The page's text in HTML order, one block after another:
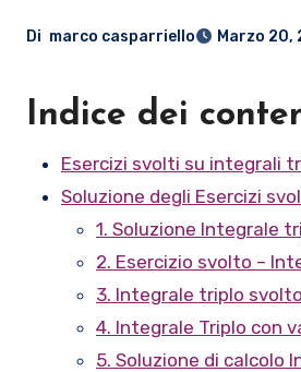
Di marco casparriello Marzo 20,
Indice dei
Esercizi svolti su integrali
Soluzione degli Esercizi
1. Soluzione Integrale
2. Esercizio svolto –
3. Integrale triplo
4. Integrale Triplo con
5. Soluzione di